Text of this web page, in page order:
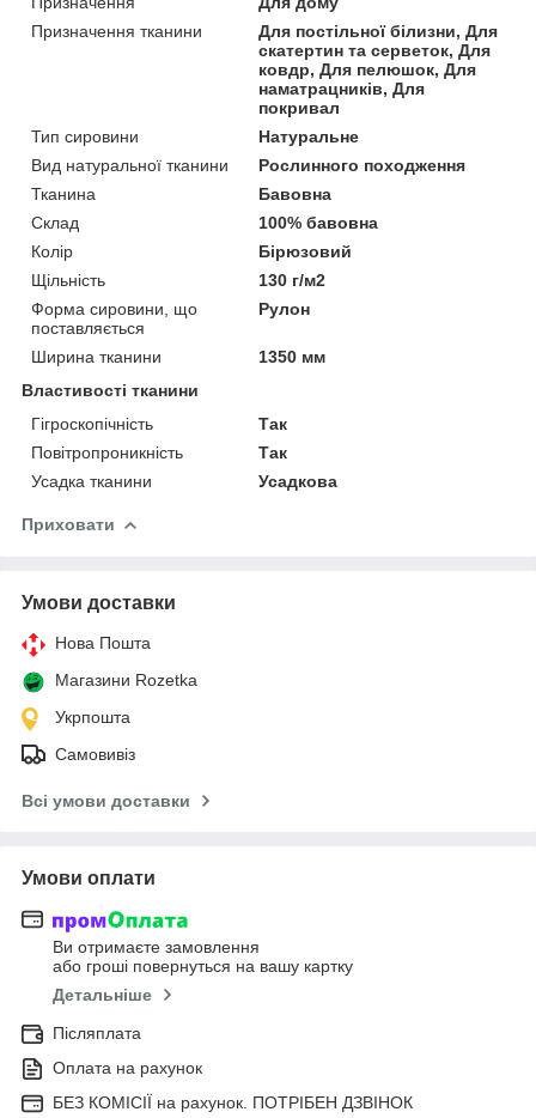
Призначення тканини
Для постільної білизни, Для
скатертин та серветок, Для
ковдр, Для пелюшок, Для
наматрацників, Для
покривал
Тип сировини
Натуральне
Вид натуральної тканини
Рослинного походження
Тканина
Бавовна
Склад
100% бавовна
Колір
Бірюзовий
Щільність
130 г/м2
Форма сировини, що
поставляється
Рулон
Ширина тканини
1350 мм
Властивості тканини
Гігроскопічність
Так
Повітропроникність
Так
Усадка тканини
Усадкова
Приховати
Умови доставки
Нова Пошта
Магазини Rozetka
Укрпошта
Самовивіз
Всі умови доставки
Умови оплати
Ви отримаєте замовлення
або гроші повернуться на вашу картку
Детальніше
Післяплата
Оплата на рахунок
БЕЗ КОМІСІЇ на рахунок. ПОТРІБЕН ДЗВІНОК